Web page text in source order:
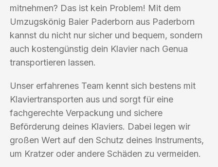
mitnehmen? Das ist kein Problem! Mit dem
Umzugskönig Baier Paderborn aus Paderborn
kannst du nicht nur sicher und bequem, sondern
auch kostengünstig dein Klavier nach Genua
transportieren lassen.
Unser erfahrenes Team kennt sich bestens mit
Klaviertransporten aus und sorgt für eine
fachgerechte Verpackung und sichere
Beförderung deines Klaviers. Dabei legen wir
großen Wert auf den Schutz deines Instruments,
um Kratzer oder andere Schäden zu vermeiden.